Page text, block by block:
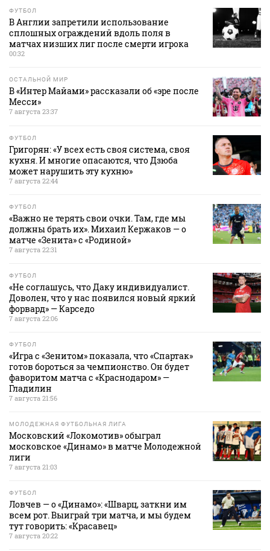
ФУТБОЛ
В Англии запретили использование
сплошных ограждений вдоль поля в
матчах низших лиг после смерти игрока
00:32
ОСТАЛЬНОЙ МИР
В «Интер Майами» рассказали об «эре после
Месси»
7 августа 23:37
ФУТБОЛ
Григорян: «У всех есть своя система, своя
кухня. И многие опасаются, что Дзюба
может нарушить эту кухню»
7 августа 22:44
ФУТБОЛ
«Важно не терять свои очки. Там, где мы
должны брать их». Михаил Кержаков — о
матче «Зенита» с «Родиной»
7 августа 22:31
ФУТБОЛ
«Не соглашусь, что Даку индивидуалист.
Доволен, что у нас появился новый яркий
форвард» — Карседо
7 августа 22:06
ФУТБОЛ
«Игра с «Зенитом» показала, что «Спартак»
готов бороться за чемпионство. Он будет
фаворитом матча с «Краснодаром» —
Гладилин
7 августа 21:56
МОЛОДЕЖНАЯ ФУТБОЛЬНАЯ ЛИГА
Московский «Локомотив» обыграл
московское «Динамо» в матче Молодежной
лиги
7 августа 21:03
ФУТБОЛ
Ловчев — о «Динамо»: «Шварц, заткни им
всем рот. Выиграй три матча, и мы будем
тут говорить: «Красавец»
7 августа 20:22